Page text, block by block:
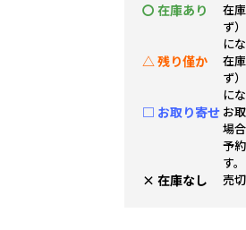
〇 在庫あり
在
ず
に
△ 残り僅か
在
ず
に
□ お取り寄せ お
場
予
す。
× 在庫なし 売